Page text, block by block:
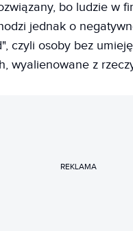
bo ludzie w
jednak o
czyli osoby bez
wyalienowane z
REKLAMA